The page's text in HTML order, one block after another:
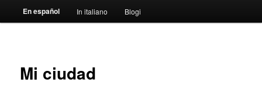
En español In italiano Blogi
Mi ciudad